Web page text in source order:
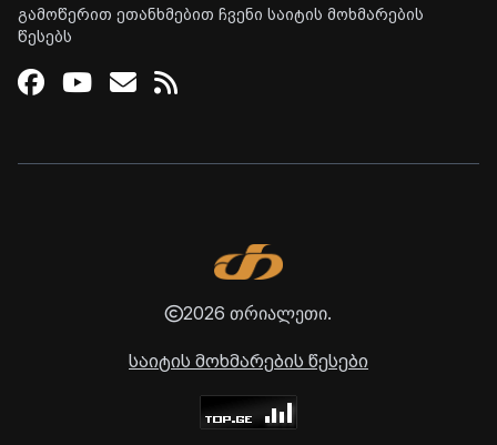
გამოწერით ეთანხმებით ჩვენი საიტის მოხმარების
წესებს
Facebook
Youtube
Email
RSS
2026 თრიალეთი.
საიტის მოხმარების წესები